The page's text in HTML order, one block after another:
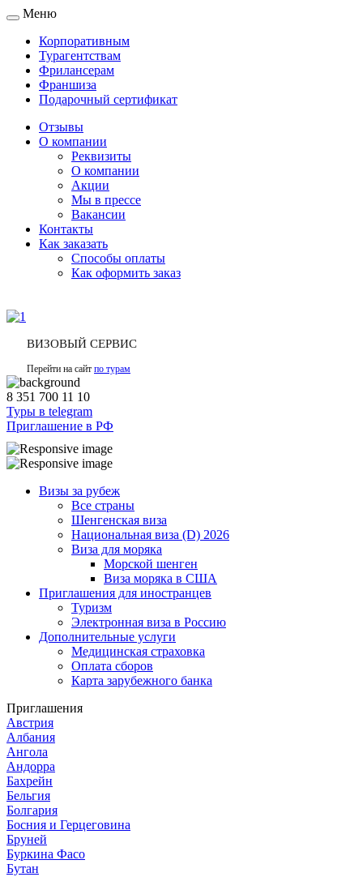
Toggle
navigation
Меню
Корпоративным
Турагентствам
Фрилансерам
Франшиза
Подарочный сертификат
Отзывы
О компании
Реквизиты
О компании
Акции
Мы в прессе
Вакансии
Контакты
Как заказать
Способы оплаты
Как оформить заказ
ВИЗОВЫЙ СЕРВИС
Перейти на сайт по турам
8 351 700 11 10
Туры в telegram
Приглашение в РФ
Визы за рубеж
Все страны
Шенгенская виза
Национальная виза (D) 2026
Виза для моряка
Морской шенген
Виза моряка в США
Приглашения для иностранцев
Туризм
Электронная виза в Россию
Дополнительные услуги
Медицинская страховка
Оплата сборов
Карта зарубежного банка
Приглашения
Австрия
Албания
Ангола
Андорра
Бахрейн
Бельгия
Болгария
Босния и Герцеговина
Бруней
Буркина Фасо
Бутан